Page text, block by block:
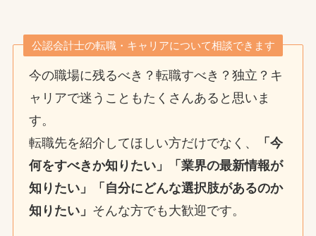
公認会計士の転職・キャリアについて相談できます
今の職場に残るべき？転職すべき？独立？キ
ャリアで迷うこともたくさんあると思いま
す。
転職先を紹介してほしい方だけでなく、
「今
何をすべきか知りたい」「業界の最新情報が
知りたい」「自分にどんな選択肢があるのか
知りたい」 そんな方でも大歓迎です。